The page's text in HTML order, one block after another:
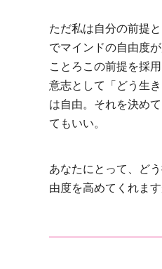
ただ私は自分の前提
でマインドの自由度
ことろこの前提を採
意志として「どう生
は自由。それを決め
てもいい。
あなたにとって、ど
由度を高めてくれま